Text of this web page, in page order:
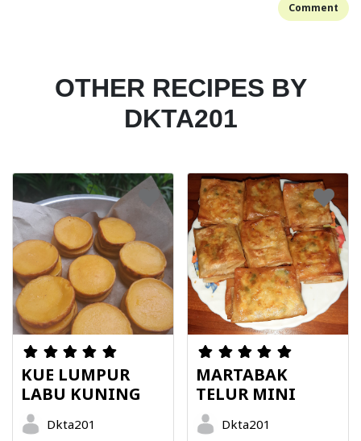
Comment
OTHER RECIPES BY
DKTA201
KUE LUMPUR
LABU KUNING
Dkta201
MARTABAK
TELUR MINI
Dkta201